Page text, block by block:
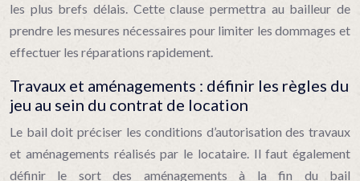
les plus brefs délais. Cette clause permettra au bailleur de
prendre les mesures nécessaires pour limiter les dommages et
effectuer les réparations rapidement.
Travaux et aménagements : définir les règles du
jeu au sein du contrat de location
Le bail doit préciser les conditions d’autorisation des travaux
et aménagements réalisés par le locataire. Il faut également
définir le sort des aménagements à la fin du bail